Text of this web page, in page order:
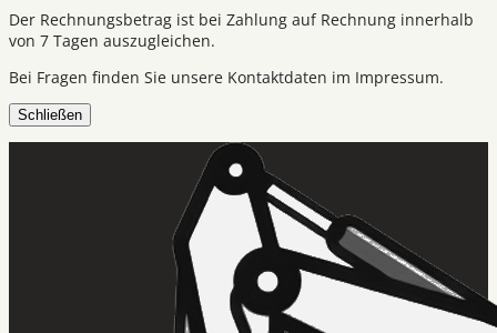
Der Rechnungsbetrag ist bei Zahlung auf Rechnung innerhalb
von 7 Tagen auszugleichen.
Bei Fragen finden Sie unsere Kontaktdaten im Impressum.
Schließen